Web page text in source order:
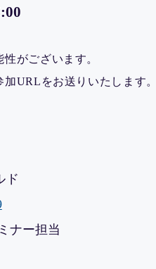
がございます。
URLをお送りいたします
ド
ナー担当